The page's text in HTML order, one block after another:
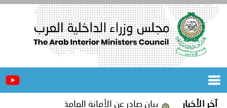
الرئيسية
آخر الأخباربيان صادر عن الأمانة العامة لمجلس وزراء الداخلية